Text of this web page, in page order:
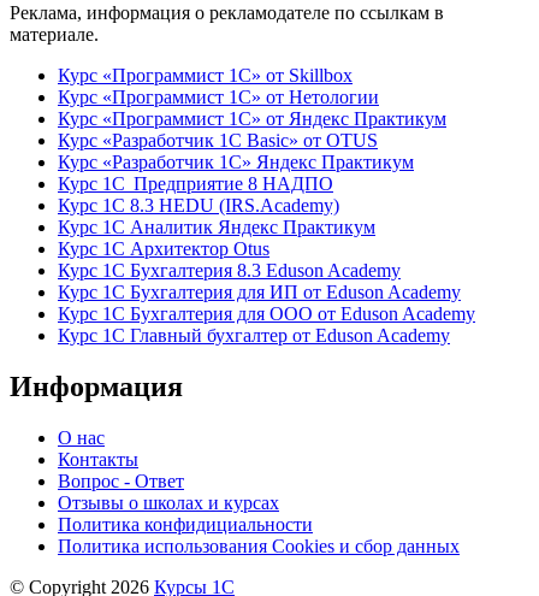
Реклама, информация о рекламодателе по ссылкам в
материале.
Курс «Программист 1С» от Skillbox
Курс «Программист 1С» от Нетологии
Курс «Программист 1С» от Яндекс Практикум
Курс «Разработчик 1С Basic» от OTUS
Курс «Разработчик 1С» Яндекс Практикум
Курс 1С Предприятие 8 НАДПО
Курс 1С 8.3 HEDU (IRS.Academy)
Курс 1С Аналитик Яндекс Практикум
Курс 1С Архитектор Otus
Курс 1С Бухгалтерия 8.3 Eduson Academy
Курс 1С Бухгалтерия для ИП от Eduson Academy
Курс 1С Бухгалтерия для ООО от Eduson Academy
Курс 1С Главный бухгалтер от Eduson Academy
Информация
О нас
Контакты
Вопрос - Ответ
Отзывы о школах и курсах
Политика конфидициальности
Политика использования Cookies и сбор данных
© Copyright 2026 Курсы 1С